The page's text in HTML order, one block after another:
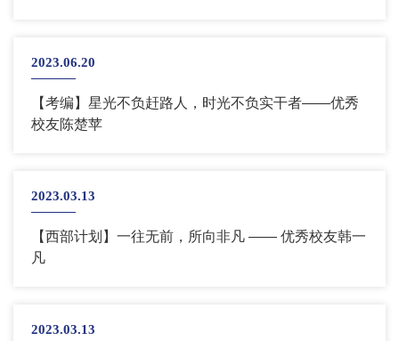
2023.06.20
【考编】星光不负赶路人，时光不负实干者——优秀
校友陈楚苹
2023.03.13
【西部计划】一往无前，所向非凡 —— 优秀校友韩一
凡
2023.03.13